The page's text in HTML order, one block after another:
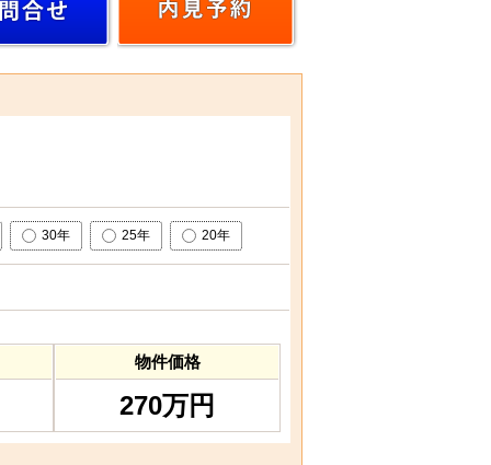
30年 25年 20年
物件価格
270万円